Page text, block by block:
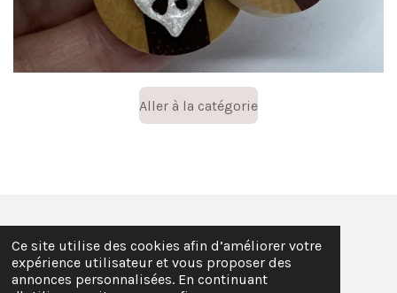
Ce site utilise des cookies afin d’améliorer votre
expérience utilisateur et vous proposer des
annonces personnalisées. En continuant
Aller à la catégorie
F
a
c
T
i
k
I
n
s
© 2022 - 2026 LadyCocobijoux